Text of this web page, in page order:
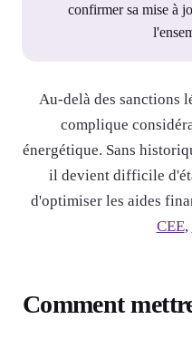
confirmer sa mise à
Au-delà des sanctions
complique
énergétique. Sans
il devient difficile
d'optimiser les aides
CEE,
Comment